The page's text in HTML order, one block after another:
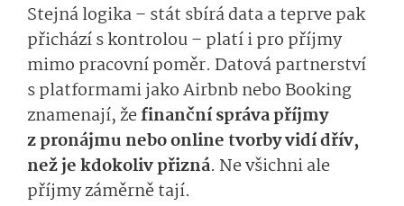
Stejná logika – stát sbírá data a teprve pak
přichází s kontrolou – platí i pro příjmy
mimo pracovní poměr. Datová partnerství
s platformami jako Airbnb nebo Booking
znamenají, žefinanční správa příjmy
z pronájmu nebo online tvorby vidí dřív,
než je kdokoliv přizná. Ne všichni ale
příjmy záměrně tají.